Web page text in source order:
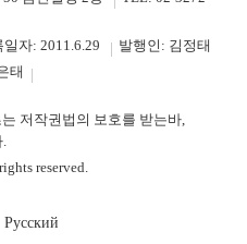
일자: 2011.6.29
발행인: 김정태
태
는 저작권법의 보호를 받는바,
.
reserved.
Русский